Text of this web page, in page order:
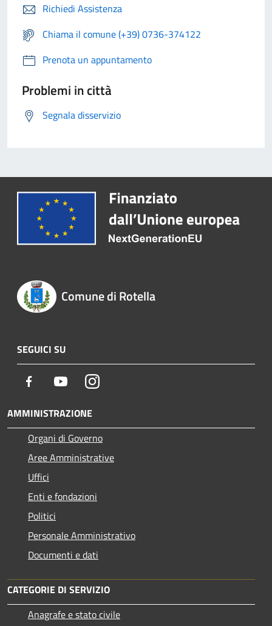
Richiedi Assistenza
Chiama il comune (+39) 0736-374122
Prenota un appuntamento
Problemi in città
Segnala disservizio
Comune di Rotella
SEGUICI SU
Facebook YoutubeInstagram
AMMINISTRAZIONE
Organi di Governo
Aree Amministrative
Uffici
Enti e fondazioni
Politici
Personale Amministrativo
Documenti e dati
CATEGORIE DI SERVIZIO
Anagrafe e stato civile